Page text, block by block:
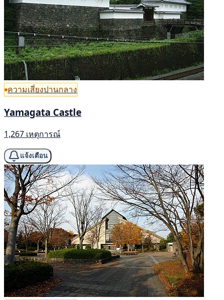
ความเสี่ยงปานกลาง
Yamagata Castle
1,267 เหตุการณ์
แจ้งเตือน